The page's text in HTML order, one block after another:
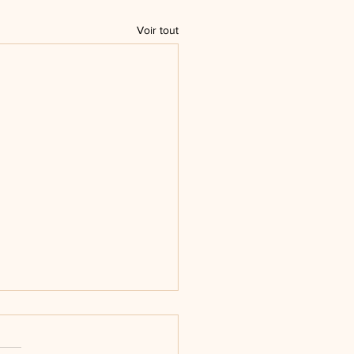
Voir tout